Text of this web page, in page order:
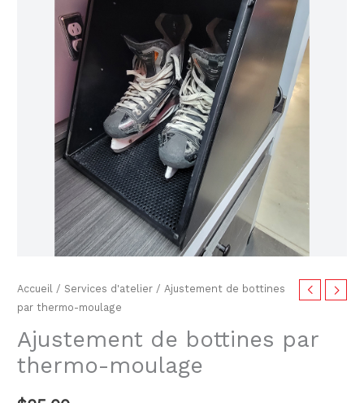
Accueil / Services d'atelier / Ajustement de bottines
par thermo-moulage
Ajustement de bottines par
thermo-moulage
bottines